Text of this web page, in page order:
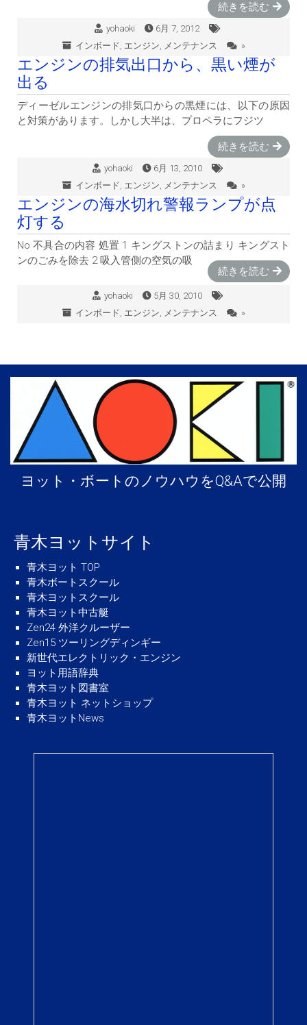
続きを読む
yohaoki
6月 7, 2012
インボード, エンジン, メンテナンス »
エンジンの排気出口から、黒い煙が
出る
ディーゼルエンジンの排気口からの黒煙には、以下の原因
と対策があります。しかし大半は、プロペラにフジツ
続きを読む
yohaoki
6月 13, 2010
インボード, エンジン, メンテナンス »
エンジンの海水切れ警報ランプが点
灯する
No 不具合の内容 処置 1 キングストンの詰まり キングスト
ンのごみを除去 2 吸入管側の空気の吸
続きを読む
yohaoki
5月 30, 2010
インボード, エンジン, メンテナンス »
ヨット・ボートのノウハウをQ&Aで公開
青木ヨットサイト
青木ヨット TOP
青木ボートスクール
青木ヨットスクール
青木ヨット中古艇
Zen24 外洋クルーザー
Zen15 ツーリングディンギー
新世代エレクトリック・エンジン
ヨット用語辞典
青木ヨット図書室
青木ヨット ネットショップ
青木ヨットNews